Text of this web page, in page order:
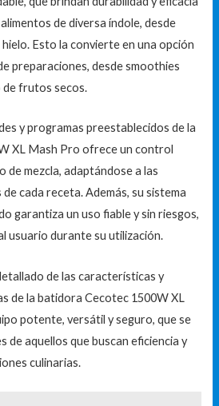
de diversa índole, desde
Esto la convierte en una opción
preparaciones, desde smoothies
frutos secos.
y programas preestablecidos de la
XL Mash Pro ofrece un control
de mezcla, adaptándose a las
cada receta. Además, su sistema
garantiza un uso fiable y sin riesgos,
usuario durante su utilización.
de las características y
de la batidora Cecotec 1500W XL
potente, versátil y seguro, que se
de aquellos que buscan eficiencia y
culinarias.